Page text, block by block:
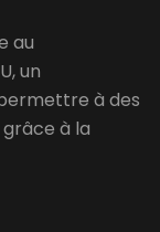
au
un
à des
à la